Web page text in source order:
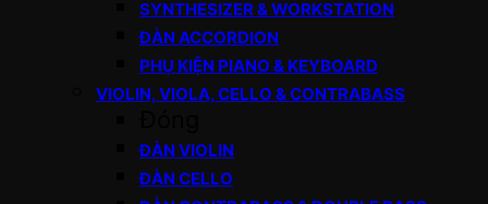
SYNTHESIZER & WORKSTATION
ĐÀN ACCORDION
PHỤ KIỆN PIANO & KEYBOARD
VIOLIN, VIOLA, CELLO & CONTRABASS
ĐÀN VIOLIN
ĐÀN CELLO